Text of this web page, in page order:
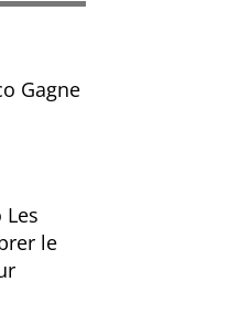
Gagne
le